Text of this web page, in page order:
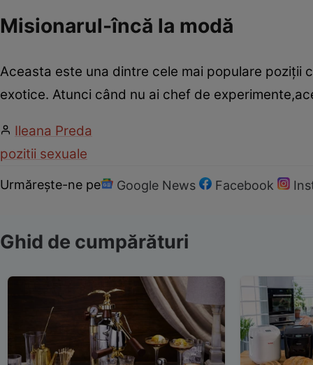
Misionarul-încă la modă
Aceasta este una dintre cele mai populare poziţii
exotice. Atunci când nu ai chef de
Ileana Preda
pozitii sexuale
Urmărește-ne pe Google News Facebook
Ghid de cumpărături